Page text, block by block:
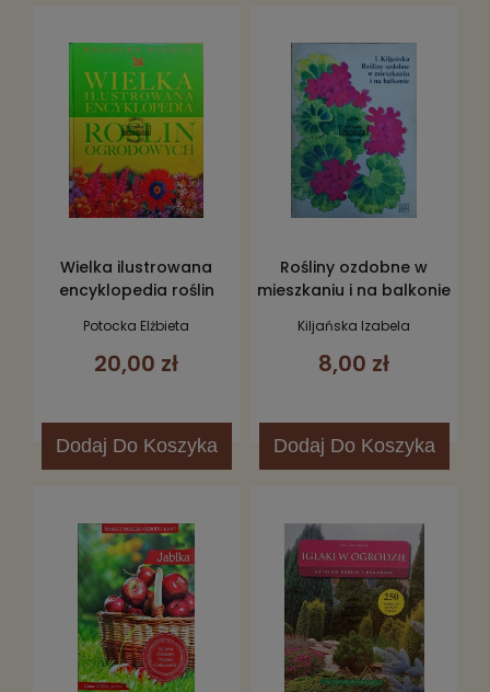
Wielka ilustrowana
encyklopedia roślin
Potocka Elżbieta
20,00 zł
Dodaj Do Koszyka
Rośliny ozdobne w
mieszkaniu i na balkonie
Kiljańska Izabela
8,00 zł
Dodaj Do Koszyka